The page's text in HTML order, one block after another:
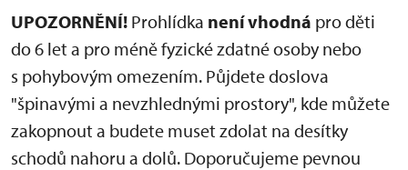
UPOZORNĚNÍ! Prohlídka není vhodná pro děti
do 6 let a pro méně fyzické zdatné osoby nebo
s pohybovým omezením. Půjdete doslova
"špinavými a nevzhlednými prostory", kde můžete
zakopnout a budete muset zdolat na desítky
schodů nahoru a dolů. Doporučujeme pevnou